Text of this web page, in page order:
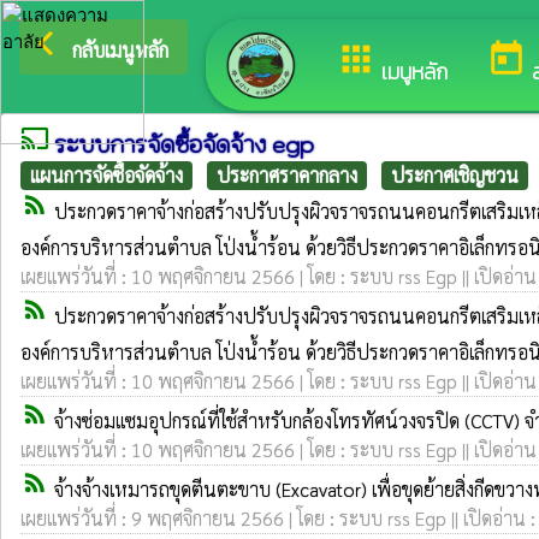
apps เมนูหลัก today
arrow_back_ios กลับเมนูหลัก ยินดีต้อน
castระบบการจัดซื้อจัดจ้าง egp
แผนการจัดซื้อจัดจ้าง ประกาศราคากลาง ประกาศเชิญชวน
rss_feed ประกวดราคาจ้างก่อสร้างปรับปรุงผิวจราจรถนนคอนกรีตเสริ
องค์การบริหารส่วนตำบล โป่งน้ำร้อน ด้วยวิธีประกวดราคาอิเล็กทร
เผยแพร่วันที่ : 10 พฤศจิกายน 2566 | โดย : ระบบ rss Egp || เปิดอ่า
rss_feed ประกวดราคาจ้างก่อสร้างปรับปรุงผิวจราจรถนนคอนกรีตเสริ
องค์การบริหารส่วนตำบล โป่งน้ำร้อน ด้วยวิธีประกวดราคาอิเล็กทร
เผยแพร่วันที่ : 10 พฤศจิกายน 2566 | โดย : ระบบ rss Egp || เปิดอ่า
rss_feed จ้างซ่อมแซมอุปกรณ์ที่ใช้สำหรับกล้องโทรทัศน์วงจรปิด (CCTV) จ
เผยแพร่วันที่ : 10 พฤศจิกายน 2566 | โดย : ระบบ rss Egp || เปิดอ่า
rss_feed จ้างจ้างเหมารถขุดตีนตะขาบ (Excavator) เพื่อขุดย้ายสิ่งกีดขวา
เผยแพร่วันที่ : 9 พฤศจิกายน 2566 | โดย : ระบบ rss Egp || เปิดอ่าน